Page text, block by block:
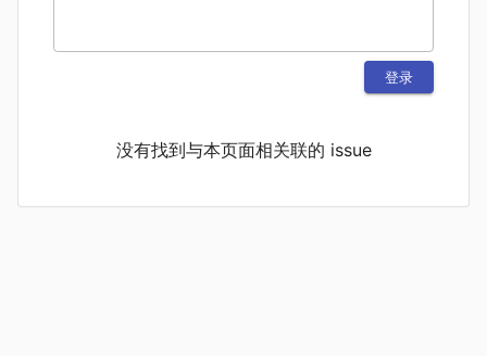
登录
没有找到与本页面相关联的 issue